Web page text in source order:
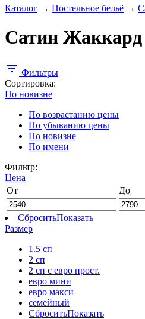
Каталог → Постельное бельё →
Сатин Жаккард
filter_list Фильтры
Сортировка:
По новизне
По возрастанию цены
По убыванию цены
По новизне
По имени
Фильтр:
Цена
От
До
СброситьПоказать
Размер
1.5 сп
2 сп
2 сп с евро прост.
евро мини
евро макси
семейный
СброситьПоказать